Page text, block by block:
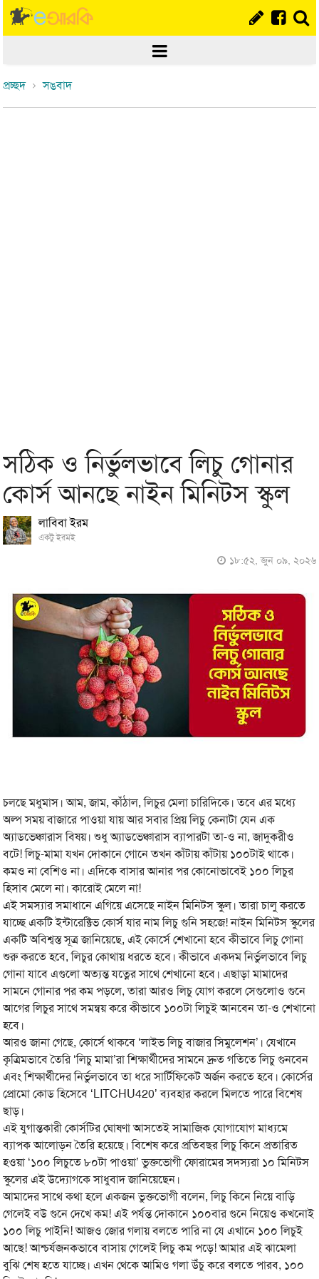
প্রচ্ছদ সঙবাদ
সঠিক ও নির্ভুলভাবে লিচু গোনার
কোর্স আনছে নাইন মিনিটস স্কুল
লাবিবা ইরম
একটু ইরমই
১৮:৫২, জুন ০৯, ২০২৬
চলছে মধুমাস। আম, জাম, কাঁঠাল, লিচুর মেলা চারিদিকে। তবে এর মধ্যে
অল্প সময় বাজারে পাওয়া যায় আর সবার প্রিয় লিচু কেনাটা যেন এক
অ্যাডভেঞ্চারাস বিষয়। শুধু অ্যাডভেঞ্চারাস ব্যাপারটা তা-ও না, জাদুকরীও
বটে! লিচু-মামা যখন দোকানে গোনে তখন কাঁটায় কাঁটায় ১০০টাই থাকে।
কমও না বেশিও না। এদিকে বাসার আনার পর কোনোভাবেই ১০০ লিচুর
হিসাব মেলে না। কারোই মেলে না!
এই সমস্যার সমাধানে এগিয়ে এসেছে নাইন মিনিটস স্কুল। তারা চালু করতে
যাচ্ছে একটি ইন্টারেক্টিভ কোর্স যার নাম লিচু গুনি সহজে! নাইন মিনিটস স্কুলের
একটি অবিশ্বস্ত সূত্র জানিয়েছে, এই কোর্সে শেখানো হবে কীভাবে লিচু গোনা
শুরু করতে হবে, লিচুর কোথায় ধরতে হবে। কীভাবে একদম নির্ভুলভাবে লিচু
গোনা যাবে এগুলো অত্যন্ত যত্নের সাথে শেখানো হবে। এছাড়া মামাদের
সামনে গোনার পর কম পড়লে, তারা আরও লিচু যোগ করলে সেগুলোও গুনে
আগের লিচুর সাথে সমন্বয় করে কীভাবে ১০০টা লিচুই আনবেন তা-ও শেখানো
হবে।
আরও জানা গেছে, কোর্সে থাকবে ‘লাইভ লিচু বাজার সিমুলেশন’। যেখানে
কৃত্রিমভাবে তৈরি ‘লিচু মামা’রা শিক্ষার্থীদের সামনে দ্রুত গতিতে লিচু গুনবেন
এবং শিক্ষার্থীদের নির্ভুলভাবে তা ধরে সার্টিফিকেট অর্জন করতে হবে। কোর্সের
প্রোমো কোড হিসেবে ‘LITCHU420’ ব্যবহার করলে মিলতে পারে বিশেষ
ছাড়।
এই যুগান্তকারী কোর্সটির ঘোষণা আসতেই সামাজিক যোগাযোগ মাধ্যমে
ব্যাপক আলোড়ন তৈরি হয়েছে। বিশেষ করে প্রতিবছর লিচু কিনে প্রতারিত
হওয়া ‘১০০ লিচুতে ৮০টা পাওয়া’ ভুক্তভোগী ফোরামের সদস্যরা ১০ মিনিটস
স্কুলের এই উদ্যোগকে সাধুবাদ জানিয়েছেন।
আমাদের সাথে কথা হলে একজন ভুক্তভোগী বলেন, লিচু কিনে নিয়ে বাড়ি
গেলেই বউ গুনে দেখে কম! এই পর্যন্ত দোকানে ১০০বার গুনে নিয়েও কখনোই
১০০ লিচু পাইনি! আজও জোর গলায় বলতে পারি না যে এখানে ১০০ লিচুই
আছে! আশ্চর্যজনকভাবে বাসায় গেলেই লিচু কম পড়ে! আমার এই ঝামেলা
বুঝি শেষ হতে যাচ্ছে। এখন থেকে আমিও গলা উঁচু করে বলতে পারব, ১০০